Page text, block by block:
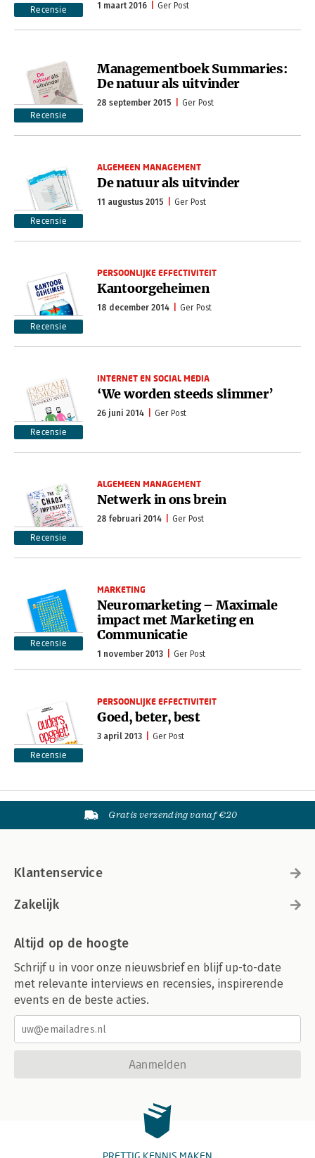
Recensie 1 maart 2016 Ger Post
Recensie
Managementboek Summaries:
De natuur als uitvinder
28 september 2015 Ger Post
Recensie
ALGEMEEN MANAGEMENT
De natuur als uitvinder
11 augustus 2015 Ger Post
Recensie
PERSOONLIJKE EFFECTIVITEIT
Kantoorgeheimen
18 december 2014 Ger Post
Recensie
INTERNET EN SOCIAL MEDIA
‘We worden steeds slimmer’
26 juni 2014 Ger Post
Recensie
ALGEMEEN MANAGEMENT
Netwerk in ons brein
28 februari 2014 Ger Post
Recensie
MARKETING
Neuromarketing – Maximale
impact met Marketing en
Communicatie
1 november 2013 Ger Post
Recensie
PERSOONLIJKE EFFECTIVITEIT
Goed, beter, best
3 april 2013 Ger Post
Gratis verzending vanaf €20
Klantenservice
Zakelijk
Altijd op de hoogte
Schrijf u in voor onze nieuwsbrief en blijf up-to-date
met relevante interviews en recensies, inspirerende
events en de beste acties.
Aanmelden
PRETTIG KENNIS MAKEN